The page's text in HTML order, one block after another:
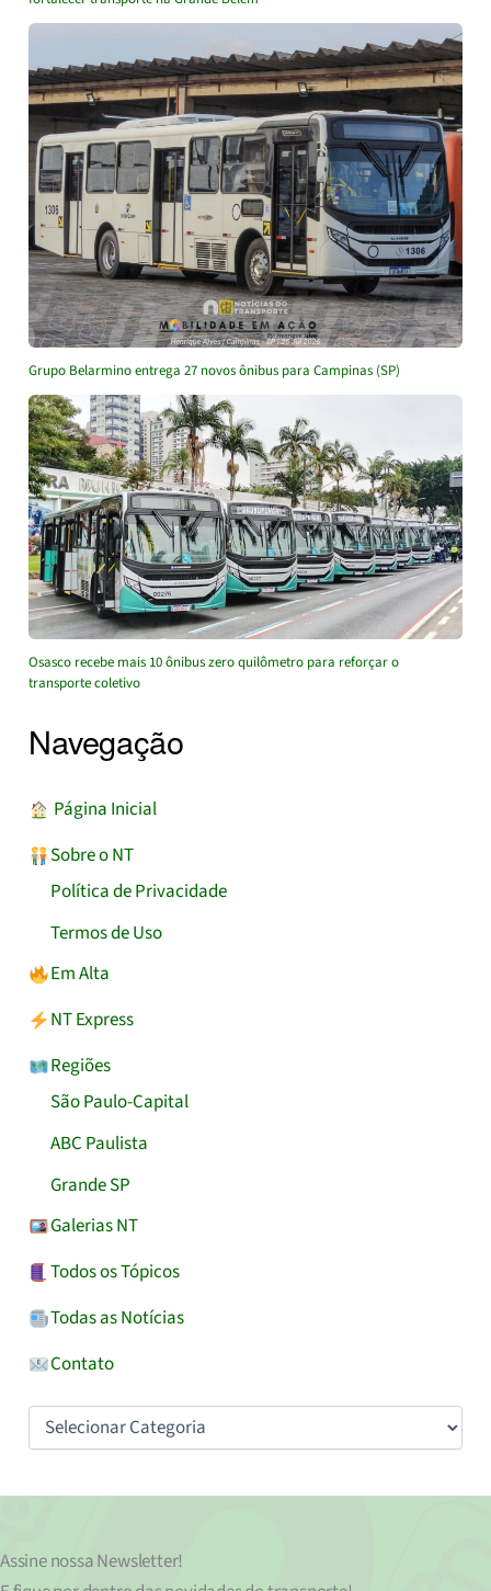
Grupo Belarmino entrega 27 novos ônibus para Campinas (SP)
Osasco recebe mais 10 ônibus zero quilômetro para reforçar o
transporte coletivo
Navegação
︎ Página Inicial
Sobre o NT
Política de Privacidade
Termos de Uso
Em Alta
NT Express
Regiões
São Paulo-Capital
ABC Paulista
Grande SP
Galerias NT
Todos os Tópicos
Todas as Notícias
Contato
Assine nossaNewsletter!